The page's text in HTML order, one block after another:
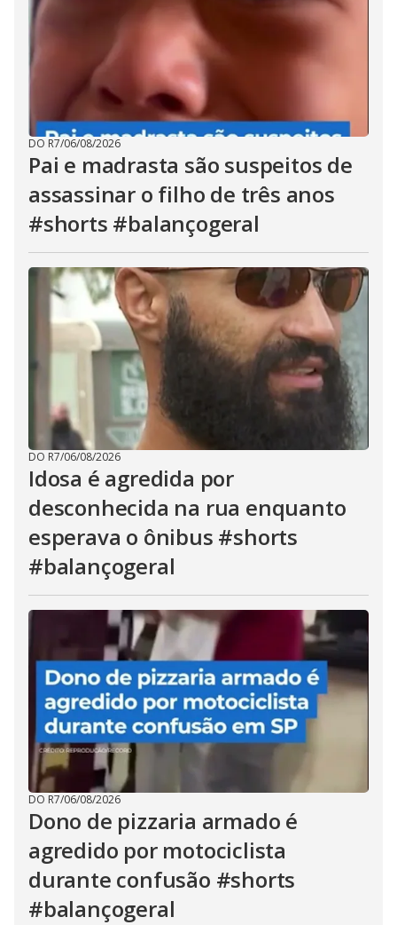
DO R7/06/08/2026
Pai e madrasta são suspeitos de
assassinar o filho de três anos
#shorts #balançogeral
DO R7/06/08/2026
Idosa é agredida por
desconhecida na rua enquanto
esperava o ônibus #shorts
#balançogeral
DO R7/06/08/2026
Dono de pizzaria armado é
agredido por motociclista
durante confusão #shorts
#balançogeral